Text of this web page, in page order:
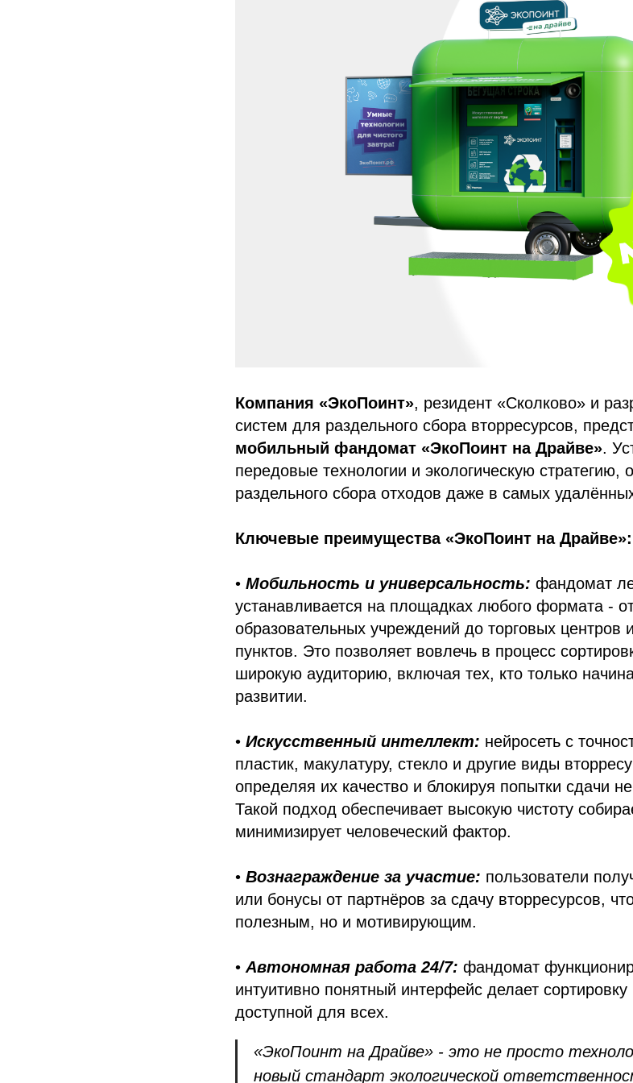
Компания «ЭкоПоинт», резидент «Сколково» и
систем для раздельного сбора вторресурсов,
мобильный фандомат «ЭкоПоинт на Драйве».
передовые технологии и экологическую стратегию,
раздельного сбора отходов даже в самых
Ключевые преимущества «ЭкоПоинт на Драйве»:
• Мобильность и универсальность: фандомат
устанавливается на площадках любого формата -
образовательных учреждений до торговых центров
пунктов. Это позволяет вовлечь в процесс
широкую аудиторию, включая тех, кто только
развитии.
• Искусственный интеллект: нейросеть с
пластик, макулатуру, стекло и другие виды
определяя их качество и блокируя попытки сдачи
Такой подход обеспечивает высокую чистоту
минимизирует человеческий фактор.
• Вознаграждение за участие: пользователи
или бонусы от партнёров за сдачу вторресурсов,
полезным, но и мотивирующим.
• Автономная работа 24/7: фандомат
интуитивно понятный интерфейс делает
доступной для всех.
«ЭкоПоинт на Драйве» - это не просто
новый стандарт экологической